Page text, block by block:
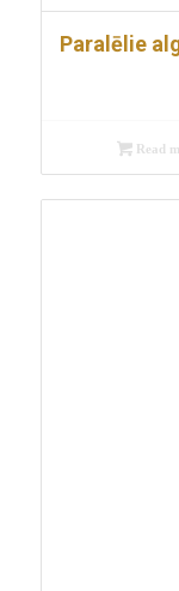
Paralēlie
Read